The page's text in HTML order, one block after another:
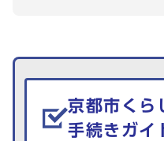
生活情報を探す
京都市くら
手続きガイ